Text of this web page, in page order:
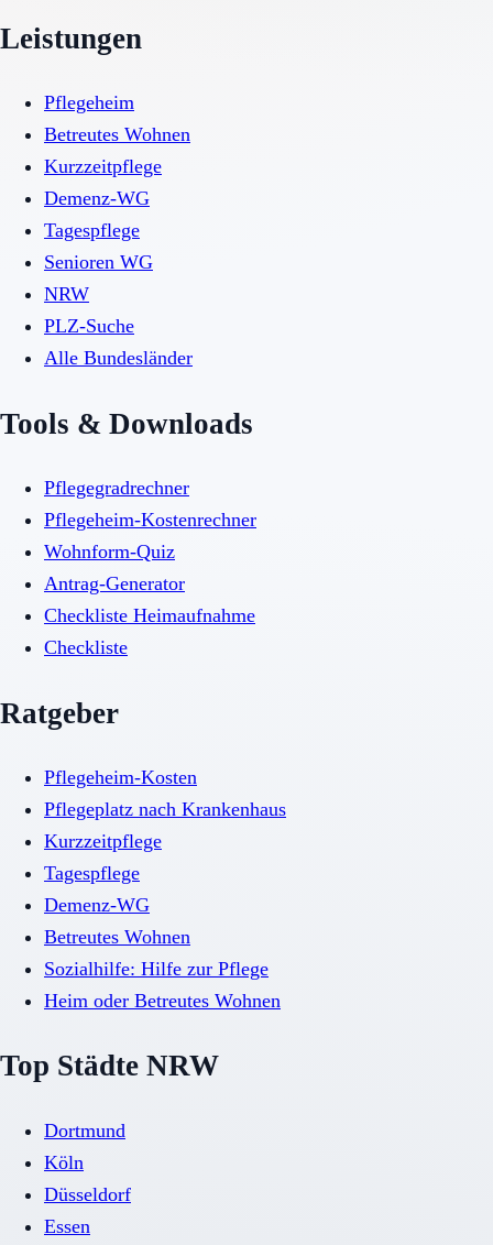
Leistungen
Pflegeheim
Betreutes Wohnen
Kurzzeitpflege
Demenz-WG
Tagespflege
Senioren WG
NRW
PLZ-Suche
Alle Bundesländer
Tools & Downloads
Pflegegradrechner
Pflegeheim-Kostenrechner
Wohnform-Quiz
Antrag-Generator
Checkliste Heimaufnahme
Checkliste
Ratgeber
Pflegeheim-Kosten
Pflegeplatz nach Krankenhaus
Kurzzeitpflege
Tagespflege
Demenz-WG
Betreutes Wohnen
Sozialhilfe: Hilfe zur Pflege
Heim oder Betreutes Wohnen
Top Städte NRW
Dortmund
Köln
Düsseldorf
Essen